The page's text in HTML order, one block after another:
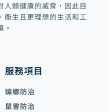
人類健康的威脅，因此目
衛生且更理想的生活和工
。
服務項目
蟑螂防治
鼠害防治